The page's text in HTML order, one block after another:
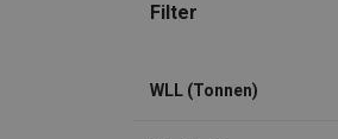
Filter
WLL (Tonnen)